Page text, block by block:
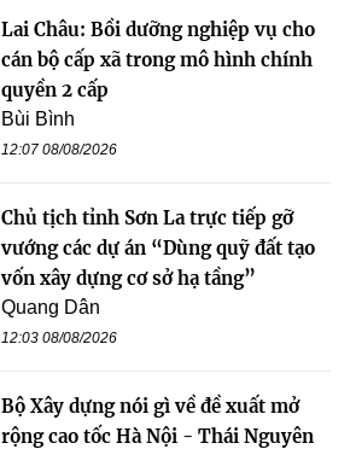
Lai Châu: Bồi dưỡng nghiệp vụ cho
cán bộ cấp xã trong mô hình chính
quyền 2 cấp
Bùi Bình
12:07 08/08/2026
Chủ tịch tỉnh Sơn La trực tiếp gỡ
vướng các dự án “Dùng quỹ đất tạo
vốn xây dựng cơ sở hạ tầng”
Quang Dân
12:03 08/08/2026
Bộ Xây dựng nói gì về đề xuất mở
rộng cao tốc Hà Nội - Thái Nguyên